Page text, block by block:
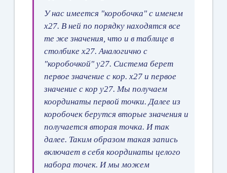
У нас имеется "коробочка" с именем
х27. В ней по порядку находятся все
те же значения, что и в таблице в
столбике х27. Аналогично с
"коробочкой" y27. Система берет
первое значение с кор. х27 и первое
значение с кор y27. Мы получаем
координаты первой точки. Далее из
коробочек берутся вторые значения и
получается вторая точка. И так
далее. Таким образом такая запись
включает в себя координаты целого
набора точек. И мы можем